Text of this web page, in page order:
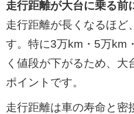
走行距離が大台に乗る前
走行距離が長くなるほど
す。特に3万km・5万km
く値段が下がるため、
ポイントです。
走行距離は車の寿命と密